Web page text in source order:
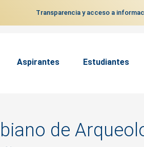
Transparencia y acceso a
Aspirantes Estudiantes
de